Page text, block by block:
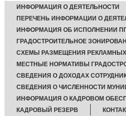
ИНФОРМАЦИЯ О ДЕЯТЕЛЬНОСТИ
ПЕРЕЧЕНЬ ИНФОРМАЦИИ О
ИНФОРМАЦИЯ ОБ ИСПОЛНЕНИИ
ГРАДОСТРОИТЕЛЬНОЕ
СХЕМЫ РАЗМЕЩЕНИЯ РЕКЛАМНЫХ
МЕСТНЫЕ НОРМАТИВЫ
СВЕДЕНИЯ О ДОХОДАХ
СВЕДЕНИЯ О ЧИСЛЕННОСТИ
ИНФОРМАЦИЯ О КАДРОВОМ
КАДРОВЫЙ РЕЗЕРВ